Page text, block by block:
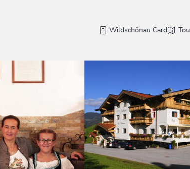
Wildschönau Card